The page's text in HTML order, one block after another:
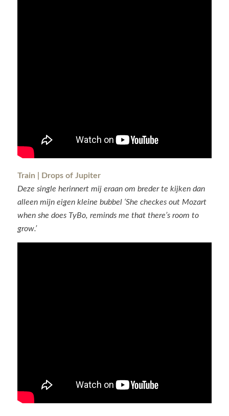
Train | Drops of Jupiter
Deze single herinnert mij eraan om breder te kijken dan
alleen mijn eigen kleine bubbel ‘She checkes out Mozart
when she does TyBo, reminds me that there’s room to
grow.’